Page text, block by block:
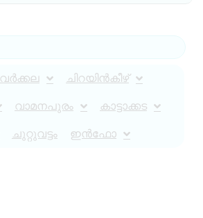
വർക്കല ചിറയിൻകീഴ്
വാമനപുരം കാട്ടാക്കട
ചുറ്റുവട്ടം ഇൻഫോ